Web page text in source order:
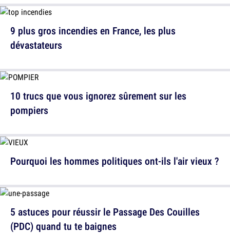
10 trucs que vous ignorez sûrement sur les
pompiers
5 astuces pour réussir le Passage Des Couilles
(PDC) quand tu te baignes
9 plus gros incendies en France, les plus
dévastateurs
Pourquoi les hommes politiques ont-ils l'air vieux ?